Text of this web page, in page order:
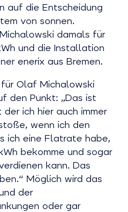
auf die Entscheidung
von sonnen.
damals für
und die Installation
enerix aus Bremen.
für Olaf Michalowski
den Punkt: „Das ist
ich hier auch immer
wenn ich den
ich eine Flatrate habe,
bekomme und sogar
kann. Das
Möglich wird das
der
oder gar